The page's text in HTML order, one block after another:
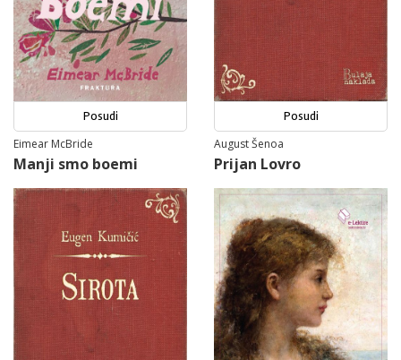
Posudi
Eimear McBride
Manji smo boemi
Posudi
August Šenoa
Prijan Lovro